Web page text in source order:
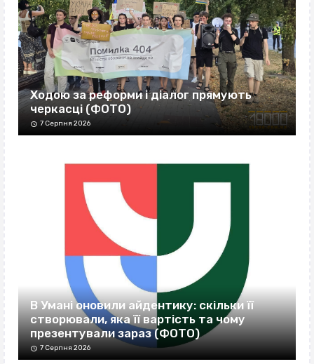
Ходою за реформи і діалог прямують
черкасці (ФОТО)
7 Серпня 2026
В Умані оновили айдентику: скільки її
створювали, яка її вартість та чому
презентували зараз (ФОТО)
7 Серпня 2026